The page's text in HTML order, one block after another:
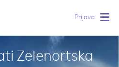
Prijava
Zelenortska